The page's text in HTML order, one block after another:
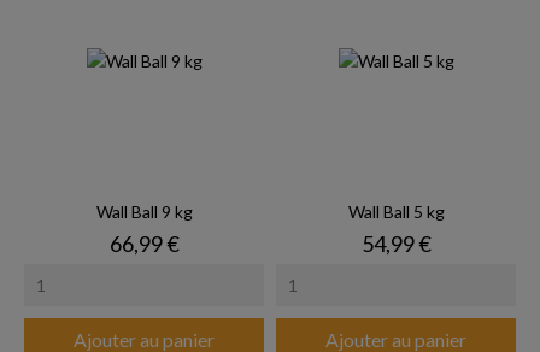
Wall Ball 9 kg
Prix
66,99 €
Ajouter au panier
Wall Ball 5 kg
Prix
54,99 €
Ajouter au panier